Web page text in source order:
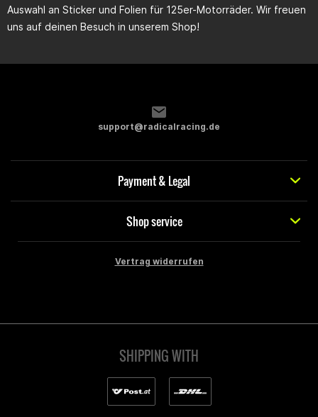
Auswahl an Sticker und Folien für 125er-Motorräder. Wir freuen
uns auf deinen Besuch in unserem Shop!
support@radicalracing.de
Payment & Legal
Shop service
Vertrag widerrufen
SHIPPING WITH